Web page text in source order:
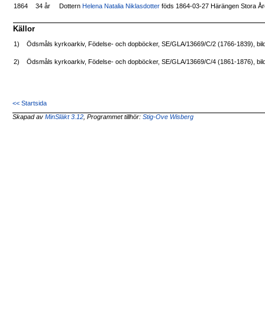
1864 34 år DotternHelena Natalia Niklasdotter föds 1864-03-27 Härängen Stora
Källor
1) Ödsmåls kyrkoarkiv, Födelse- och dopböcker, SE/GLA/13669/C/2 (1766-1839),
2) Ödsmåls kyrkoarkiv, Födelse- och dopböcker, SE/GLA/13669/C/4 (1861-1876),
<< Startsida
Skapad avMinSläkt 3.12 , Programmet tillhör:Stig-Ove Wisberg